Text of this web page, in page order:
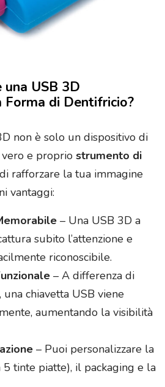
una USB 3D
Forma di Dentifricio?
non è solo un dispositivo di
vero e proprio strumento di
rafforzare la tua immagine
vantaggi:
– Una USB 3D a
subito l’attenzione e
riconoscibile.
– A differenza di
chiavetta USB viene
aumentando la visibilità
– Puoi personalizzare la
tinte piatte), il packaging e la